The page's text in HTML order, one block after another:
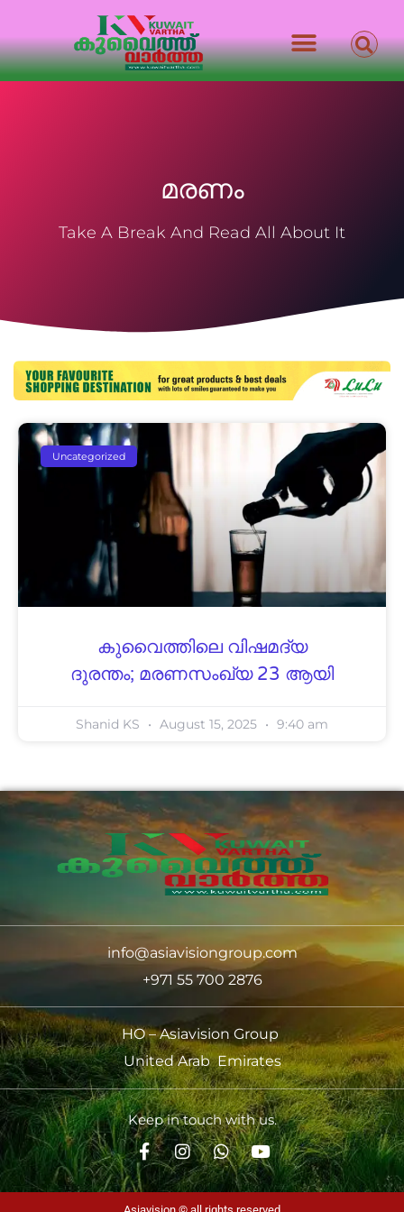
മരണം
Take A Break And Read All About It
Uncategorized
കുവൈത്തിലെ വിഷമദ്യ
ദുരന്തം; മരണസംഖ്യ 23 ആയി
Shanid KS August 15, 2025 9:40 am
info@asiavisiongroup.com
+971 55 700 2876
HO – Asiavision Group
United Arab Emirates
Keep in touch with us.